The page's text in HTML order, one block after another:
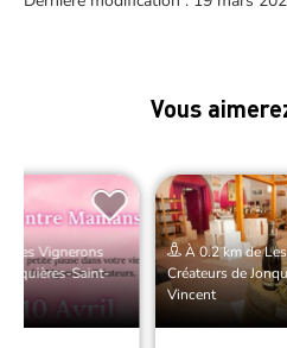
Vous
Les Vignerons
Saint-
À 0.2 km de
Créateurs de
Vincent